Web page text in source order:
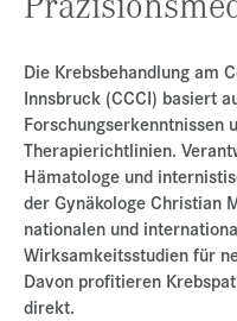
Service-Links
de |en
Die Krebsbehandlung am
Innsbruck (CCCI) basiert
Forschungserkenntnissen
Therapierichtlinien.
Hämatologe und
der Gynäkologe Christian
nationalen und
Wirksamkeitsstudien für
Davon profitieren
direkt.